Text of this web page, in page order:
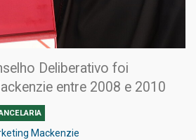
Deliberativo foi
entre 2008 e 2010
Mackenzie